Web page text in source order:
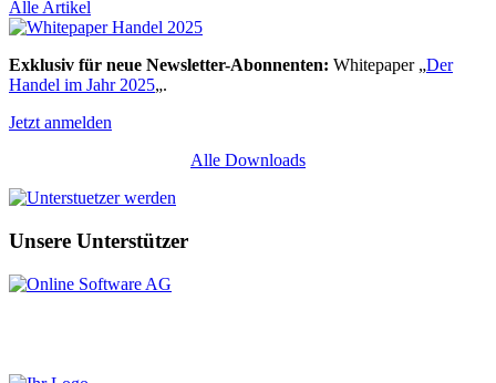
Alle Artikel
Exklusiv für neue Newsletter-Abonnenten: Whitepaper „Der
Handel im Jahr 2025„.
Jetzt anmelden
Alle Downloads
Unsere Unterstützer